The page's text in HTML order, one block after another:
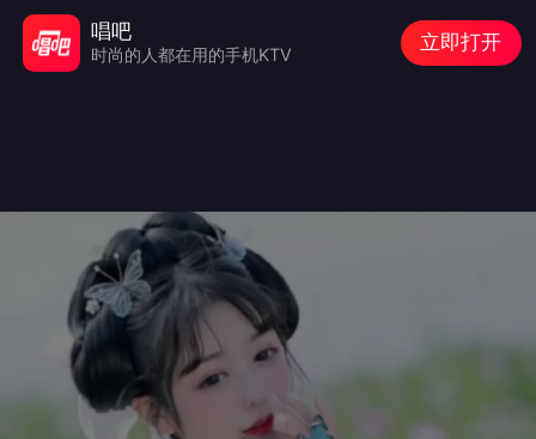
唱吧
时尚的人都在用的手机KTV
立即打开